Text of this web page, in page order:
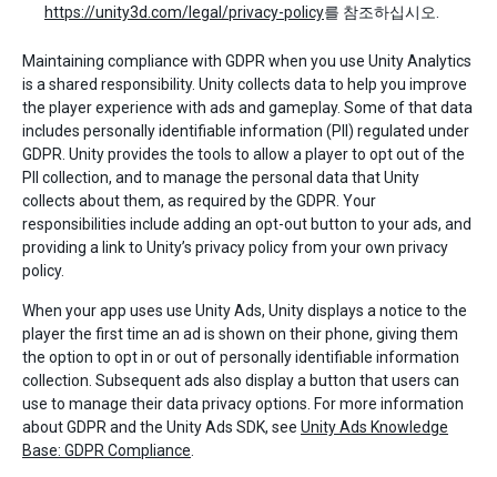
https://unity3d.com/legal/privacy-policy를 참조하십시오.
Maintaining compliance with GDPR when you use Unity Analytics
is a shared responsibility. Unity collects data to help you improve
the player experience with ads and gameplay. Some of that data
includes personally identifiable information (PII) regulated under
GDPR. Unity provides the tools to allow a player to opt out of the
PII collection, and to manage the personal data that Unity
collects about them, as required by the GDPR. Your
responsibilities include adding an opt-out button to your ads, and
providing a link to Unity’s privacy policy from your own privacy
policy.
When your app uses use Unity Ads, Unity displays a notice to the
player the first time an ad is shown on their phone, giving them
the option to opt in or out of personally identifiable information
collection. Subsequent ads also display a button that users can
use to manage their data privacy options. For more information
about GDPR and the Unity Ads SDK, see Unity Ads Knowledge
Base: GDPR Compliance